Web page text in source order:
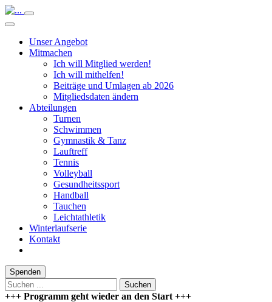
Unser Angebot
Mitmachen
Ich will Mitglied werden!
Ich will mithelfen!
Beiträge und Umlagen ab 2026
Mitgliedsdaten ändern
Abteilungen
Turnen
Schwimmen
Gymnastik & Tanz
Lauftreff
Tennis
Volleyball
Gesundheitssport
Handball
Tauchen
Leichtathletik
Winterlaufserie
Kontakt
Spenden
Suchen
+++ Programm geht wieder an den Start +++